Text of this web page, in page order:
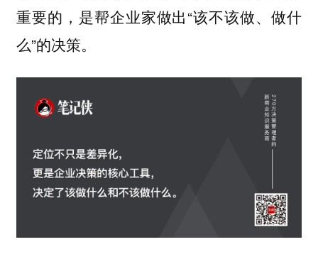
重要的，是帮企业家做出“该不该做、做什
么”的决策。